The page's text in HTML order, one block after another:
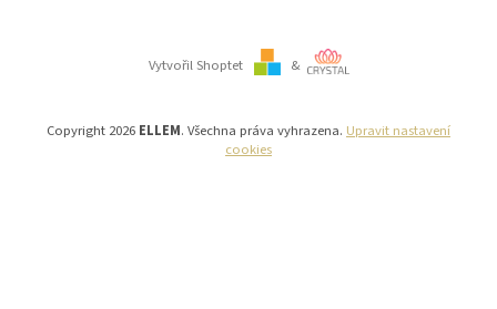
Vytvořil Shoptet &
Copyright 2026 ELLEM. Všechna práva vyhrazena. Upravit nastavení
cookies